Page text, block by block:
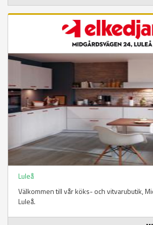
Luleå
Välkommen till vår köks- och vitvarubutik,
Luleå.